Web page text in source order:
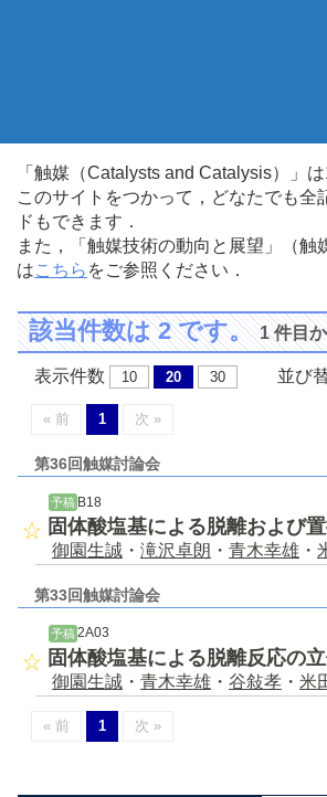
「触媒（Catalysts and Catalysis）」
このサイトをつかって，どなたでも
ドもできます．
また，「触媒技術の動向と展望」（
はこちら をご参照ください．
該当件数は 2 です。1 件目
表示件数 10 20 30 並び替
« 前 1 次 »
第36回触媒討論会
予稿 B18
固体酸塩基による脱離および
御園生誠 ・ 滝沢卓朗 ・ 青木幸雄 ・
第33回触媒討論会
予稿 2A03
固体酸塩基による脱離反応の
御園生誠 ・ 青木幸雄 ・ 谷敍孝 ・ 米
« 前 1 次 »